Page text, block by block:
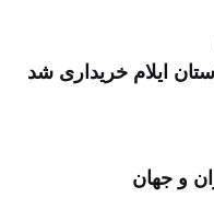
و جهان